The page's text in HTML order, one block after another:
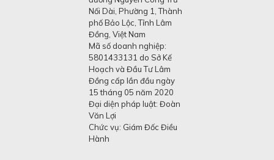
Nối Dài, Phường 1, Thành
phố Bảo Lộc, Tỉnh Lâm
Đồng, Việt Nam
Mã số doanh nghiệp:
5801433131 do Sở Kế
Hoạch và Đầu Tư Lâm
Đồng cấp lần đầu ngày
15 tháng 05 năm 2020
Đại diện pháp luật: Đoàn
Văn Lợi
Chức vụ: Giám Đốc Điều
Hành